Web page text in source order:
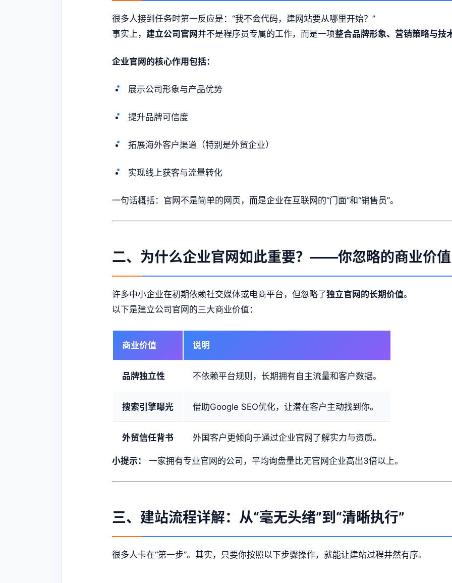
很多人接到任务时第一反应是：“我不会代码，建网站要从哪里开始？”
事实上， 建立公司官网并不是程序员专属的工作，而是一项整合品牌形象、营销策略与技
企业官网的核心作用包括：
展示公司形象与产品优势
提升品牌可信度
拓展海外客户渠道（特别是外贸企业）
实现线上获客与流量转化
一句话概括：官网不是简单的网页，而是企业在互联网的“门面”和“销售员”。
二、为什么企业官网如此重要？——你忽略的商业价值
许多中小企业在初期依赖社交媒体或电商平台，但忽略了独立官网的长期价值。
以下是建立公司官网的三大商业价值：
商业价值 说明
品牌独立性 不依赖平台规则，长期拥有自主流量和客户数据。
搜索引擎曝光 借助Google SEO优化，让潜在客户主动找到你。
外贸信任背书 外国客户更倾向于通过企业官网了解实力与资质。
小提示： 一家拥有专业官网的公司，平均询盘量比无官网企业高出3倍以上。
三、建站流程详解：从“毫无头绪”到“清晰执行”
很多人卡在“第一步”。其实，只要你按照以下步骤操作，就能让建站过程井然有序。